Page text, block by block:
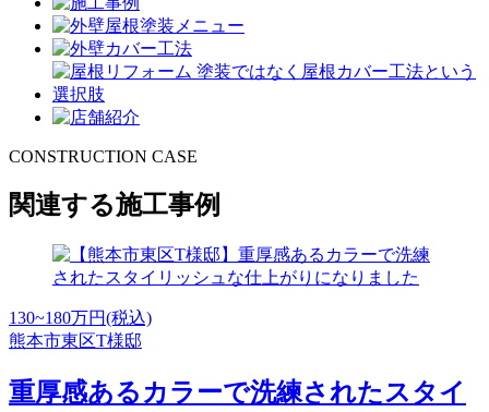
CONSTRUCTION CASE
関連する施工事例
130~180万円(税込)
熊本市東区T様邸
重厚感あるカラーで洗練されたスタイ